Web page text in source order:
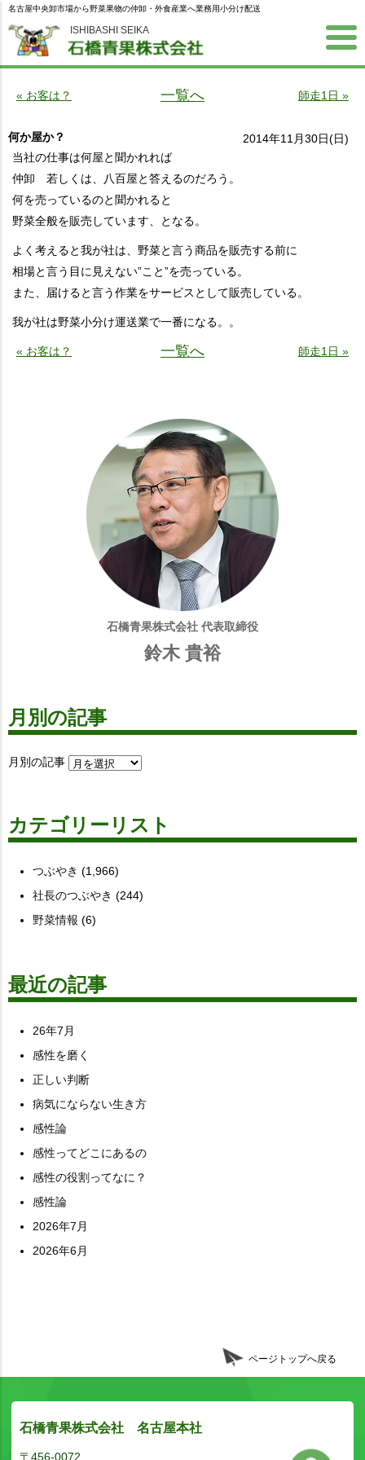
ISHIBASHI SEIKA
名古屋中央卸市場から野菜果物の仲卸・外食産業へ業務用小分け配送
« お客は？ 一覧へ 師走1日 »
何か屋か？
2014年11月30日(日)
当社の仕事は何屋と聞かれれば
仲卸 若しくは、八百屋と答えるのだろう。
何を売っているのと聞かれると
野菜全般を販売しています、となる。
よく考えると我が社は、野菜と言う商品を販売する前に
相場と言う目に見えない”こと”を売っている。
また、届けると言う作業をサービスとして販売している。
我が社は野菜小分け運送業で一番になる。。
« お客は？ 一覧へ 師走1日 »
石橋青果株式会社 代表取締役
鈴木 貴裕
月別の記事
月別の記事
カテゴリーリスト
つぶやき (1,966)
社長のつぶやき (244)
野菜情報 (6)
最近の記事
26年7月
感性を磨く
正しい判断
病気にならない生き方
感性論
感性ってどこにあるの
感性の役割ってなに？
感性論
2026年7月
2026年6月
ページトップへ戻る
石橋青果株式会社 名古屋本社
〒456-0072